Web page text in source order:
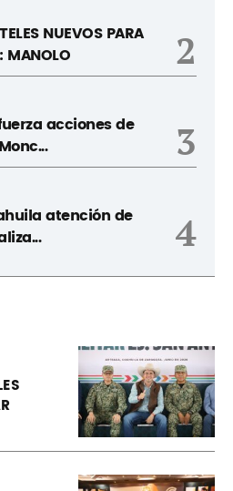
NUEVOS PARA
MANOLO
2
acciones de
3
atención de
4